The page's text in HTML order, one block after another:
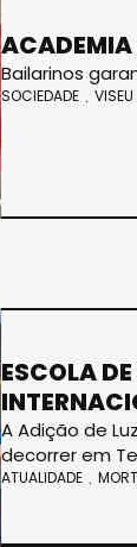
ACADEMIA
Bailarinos
SOCIEDADE VISEU
ESCOLA
A Adição de
decorrer em
ATUALIDADE